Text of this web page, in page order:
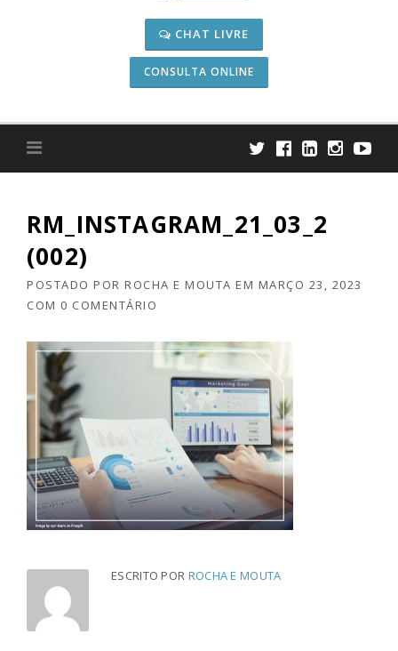
CHAT LIVRE
CONSULTA ONLINE
RM_INSTAGRAM_21_03_2
(002)
POSTADO POR ROCHA E MOUTA EM MARÇO 23, 2023
COM 0 COMENTÁRIO
ESCRITO POR ROCHA E MOUTA